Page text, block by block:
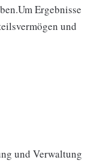
Ergebnisse
und
und Verwaltung